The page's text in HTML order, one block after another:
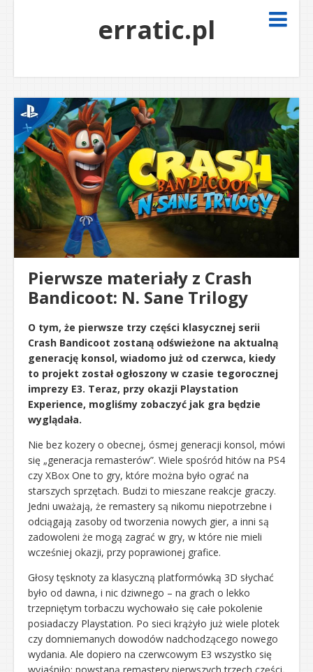
erratic.pl
Pierwsze materiały z Crash
Bandicoot: N. Sane Trilogy
O tym, że pierwsze trzy części klasycznej serii
Crash Bandicoot zostaną odświeżone na aktualną
generację konsol, wiadomo już od czerwca, kiedy
to projekt został ogłoszony w czasie tegorocznej
imprezy E3. Teraz, przy okazji Playstation
Experience, mogliśmy zobaczyć jak gra będzie
wyglądała.
Nie bez kozery o obecnej, ósmej generacji konsol, mówi
się „generacja remasterów”. Wiele spośród hitów na PS4
czy XBox One to gry, które można było ograć na
starszych sprzętach. Budzi to mieszane reakcje graczy.
Jedni uważają, że remastery są nikomu niepotrzebne i
odciągają zasoby od tworzenia nowych gier, a inni są
zadowoleni że mogą zagrać w gry, w które nie mieli
wcześniej okazji, przy poprawionej grafice.
Głosy tęsknoty za klasyczną platformówką 3D słychać
było od dawna, i nic dziwnego – na grach o lekko
trzepniętym torbaczu wychowało się całe pokolenie
posiadaczy Playstation. Po sieci krążyło już wiele plotek
czy domniemanych dowodów nadchodzącego nowego
wydania. Ale dopiero na czerwcowym E3 wszystko się